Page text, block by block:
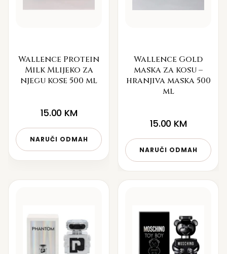
Wallence Protein
Milk Mlijeko za
njegu kose 500 ml
15.00 KM
NARUČI ODMAH
Wallence Gold
maska za kosu –
hranjiva maska 500
ml
15.00 KM
NARUČI ODMAH